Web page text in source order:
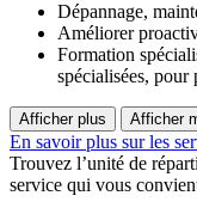
Dépannage,
Améliorer
Formation
spécialisées,
Afficher plus Afficher
En savoir plus sur les
Trouvez l’unité de
service qui vous